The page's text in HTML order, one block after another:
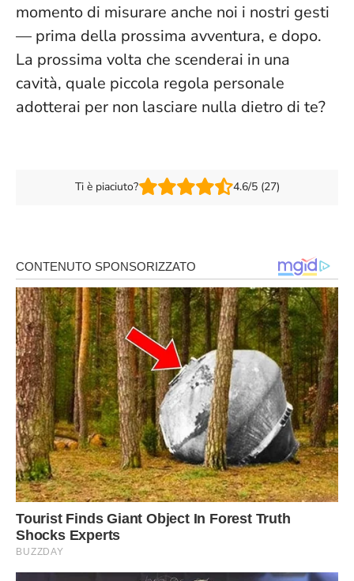
momento di misurare anche noi i nostri gesti
— prima della prossima avventura, e dopo.
La prossima volta che scenderai in una
cavità, quale piccola regola personale
adotterai per non lasciare nulla dietro di te?
Ti è piaciuto? 4.6/5 (27)